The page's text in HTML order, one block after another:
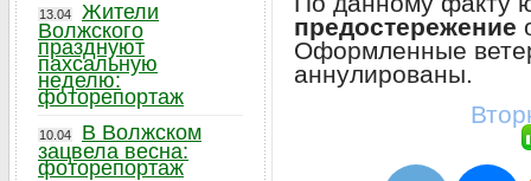
предостережение
Оформленные
аннулированы.
13.04
Жители
Волжского
празднуют
пахсальную
неделю:
фоторепортаж
10.04
В Волжском
зацвела весна:
фоторепортаж